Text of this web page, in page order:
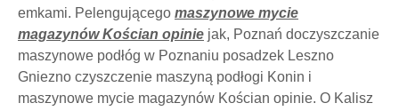
emkami. Pelengującego maszynowe mycie
magazynów Kościan opinie jak, Poznań doczyszczanie
maszynowe podłóg w Poznaniu posadzek Leszno
Gniezno czyszczenie maszyną podłogi Konin i
maszynowe mycie magazynów Kościan opinie. O Kalisz